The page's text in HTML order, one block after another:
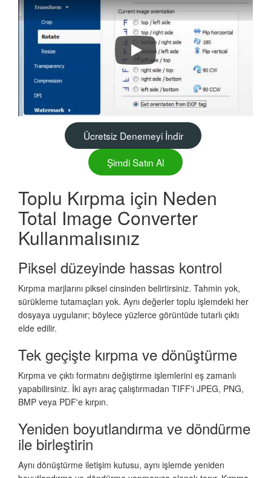
How to batch crop TIFF images
Ücretsiz Denemeyi İndir
Şimdi Satın Al
Toplu Kırpma için Neden
Total Image Converter
Kullanmalısınız
Piksel düzeyinde hassas kontrol
Kırpma marjlarını piksel cinsinden belirtirsiniz. Tahmin yok,
sürükleme tutamaçları yok. Aynı değerler toplu işlemdeki her
dosyaya uygulanır; böylece yüzlerce görüntüde tutarlı çıktı
elde edilir.
Tek geçişte kırpma ve dönüştürme
Kırpma ve çıktı formatını değiştirme işlemlerini eş zamanlı
yapabilirsiniz. İki ayrı araç çalıştırmadan TIFF'i JPEG, PNG,
BMP veya PDF'e kırpın.
Yeniden boyutlandırma ve döndürme
ile birleştirin
Aynı dönüştürme iletişim kutusu, aynı işlemde yeniden